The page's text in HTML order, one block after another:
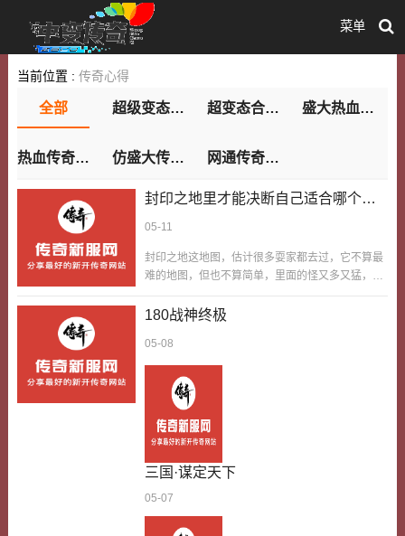
菜单
当前位置 : 传奇心得
全部 超级变态私服 超变态合击传奇私服 盛大热血传奇
热血传奇sf发布 仿盛大传奇私服 网通传奇sf发布网站
封印之地里才能决断自己适合哪个职
05-11
封印之地这地图，估计很多耍家都去过，它不算最
难的地图，但也不算简单，里面的怪又多又猛，还
里，才能真正决断自己适合哪个职业，才能摸清自
合耍哪个职业，一会儿耍战士，一会儿耍法师，一
会儿耍道士，越耍越迷茫，直到我去了封印之地。
那时候我耍战士，硬刚封印之地的小怪，虽然能扛
住，但耗血太快，每次都要带好多血瓶，而且遇到
群怪的时候，根本来不及卡位，经常被围殴；后来
我换法师，铺火墙清怪，速度很快，但血太薄，稍
180战神终极
05-08
三国·谋定天下
05-07